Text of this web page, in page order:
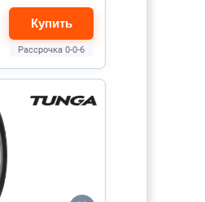
Купить
Рассрочка 0-0-6